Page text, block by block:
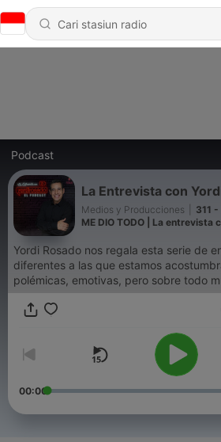
Podcast
La Entrevista con
Medios y Producciones
311 -
ME DIO TODO | La entrevista
Yordi Rosado nos regala esta serie de
diferentes a las que estamos
polémicas, emotivas, pero sobre todo
00:00